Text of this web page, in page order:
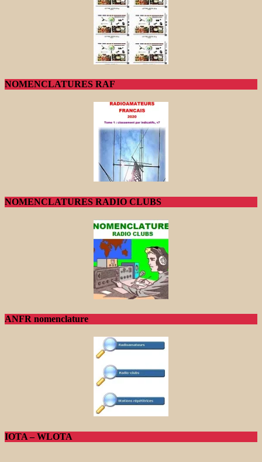
NOMENCLATURES RAF
NOMENCLATURES RADIO CLUBS
ANFR nomenclature
IOTA – WLOTA